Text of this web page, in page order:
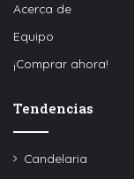
Acerca de
Equipo
¡Comprar ahora!
Tendencias
Candelaria